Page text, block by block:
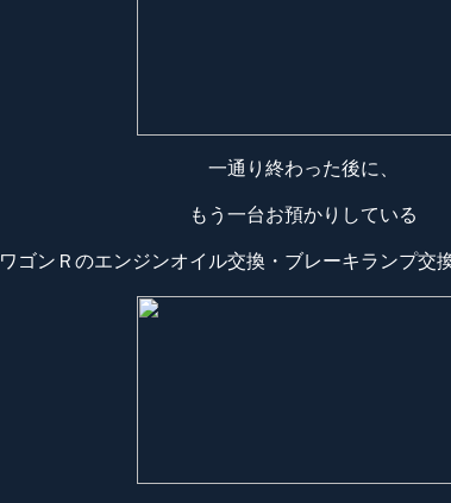
一通り終わった後に、
もう一台お預かりしている
ワゴンＲのエンジンオイル交換・ブレーキランプ交